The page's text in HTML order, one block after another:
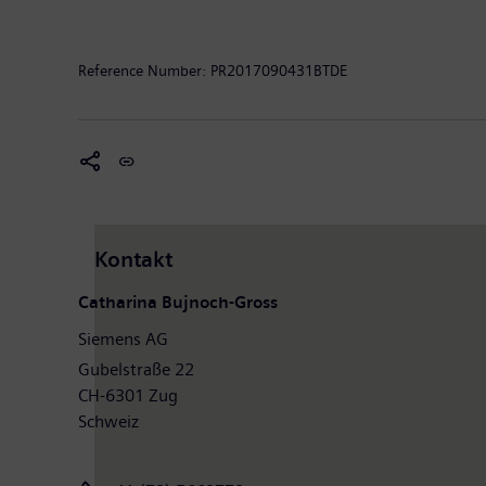
Reference Number: PR2017090431BTDE
Kontakt
Catharina Bujnoch-Gross
Siemens AG
Gubelstraße 22
CH-6301 Zug
Schweiz